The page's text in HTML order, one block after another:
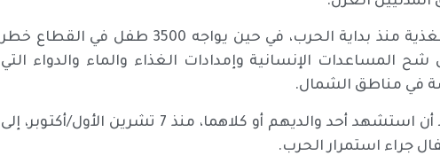
وارتقى 35 طفلا جراء حالة الجوع وسوء التغذية منذ بداية الحرب، في حين يواجه 3500 طفل في القطاع خطر
المساعدات الإنسانية وإمدادات الغذاء والماء والدواء التي
في مناطق الشمال.
كما أن أكثر من 17 ألف طفل باتوا أيتاما بعد أن استشهد أحد والديهم أو كلاهما، منذ 7 تشرين الأول/أكتوبر، إلى
جراء استمرار الحرب.